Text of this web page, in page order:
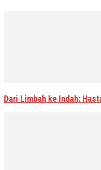
Dari Limbah ke Indah: